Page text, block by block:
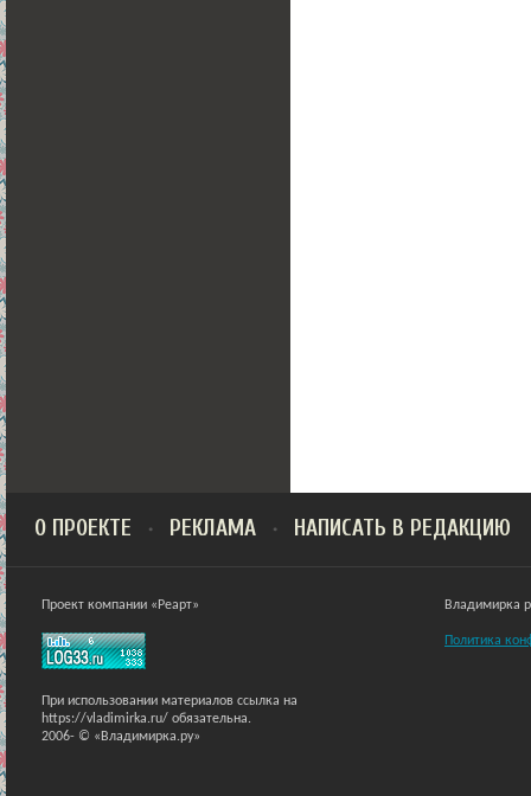
О ПРОЕКТЕ РЕКЛАМА НАПИСАТЬ В РЕДАКЦИЮ
Проект компании «Реарт»
При использовании материалов ссылка на
https://vladimirka.ru/ обязательна.
2006- © «Владимирка.ру»
Владимирка
Политика